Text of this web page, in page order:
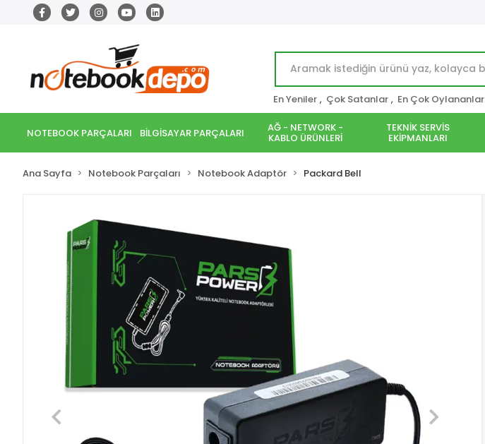
En Yeniler , Çok Satanlar , En Çok Oylananlar
NOTEBOOK PARÇALARI BİLGİSAYAR PARÇALARI AĞ - NETWORK -
KABLO ÜRÜNLERİ
TEKNİK SERVİS
EKİPMANLARI
Ana Sayfa Notebook Parçaları Notebook Adaptör Packard Bell